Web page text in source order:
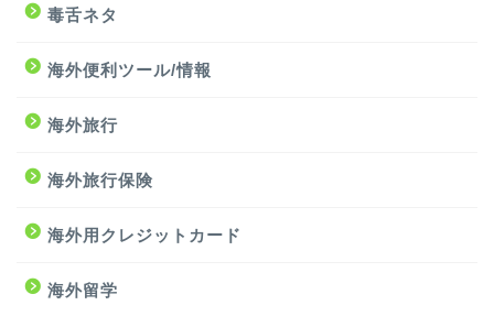
毒舌ネタ
海外便利ツール/情報
海外旅行
海外旅行保険
海外用クレジットカード
海外留学